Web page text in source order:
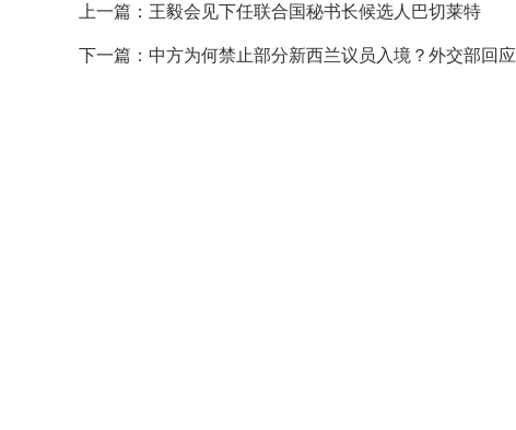
上一篇： 王毅会见下任联合国秘书长候选人巴切莱特
下一篇： 中方为何禁止部分新西兰议员入境？外交部回应